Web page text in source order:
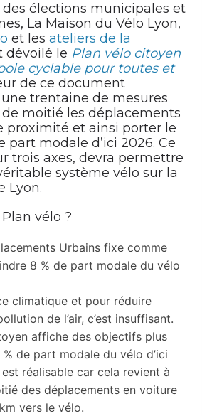
des élections municipales et
La Maison du Vélo Lyon,
et les ateliers de la
dévoilé le Plan vélo citoyen
cyclable pour toutes et
de ce document
trentaine de mesures
moitié les déplacements
proximité et ainsi porter le
part modale d’ici 2026. Ce
trois axes, devra permettre
système vélo sur la
Lyon.
vélo ?
Urbains fixe comme
8 % de part modale du vélo
climatique et pour réduire
de l’air, c’est insuffisant.
affiche des objectifs plus
de part modale du vélo d’ici
réalisable car cela revient à
des déplacements en voiture
vers le vélo.